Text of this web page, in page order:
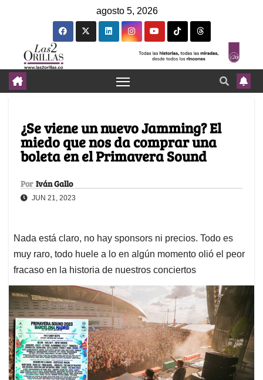
agosto 5, 2026
¿Se viene un nuevo Jamming? El
miedo que nos da comprar una
boleta en el Primavera Sound
Por Iván Gallo
JUN 21, 2023
Nada está claro, no hay sponsors ni precios. Todo es
muy raro, todo huele a lo en algún momento olió el peor
fracaso en la historia de nuestros conciertos